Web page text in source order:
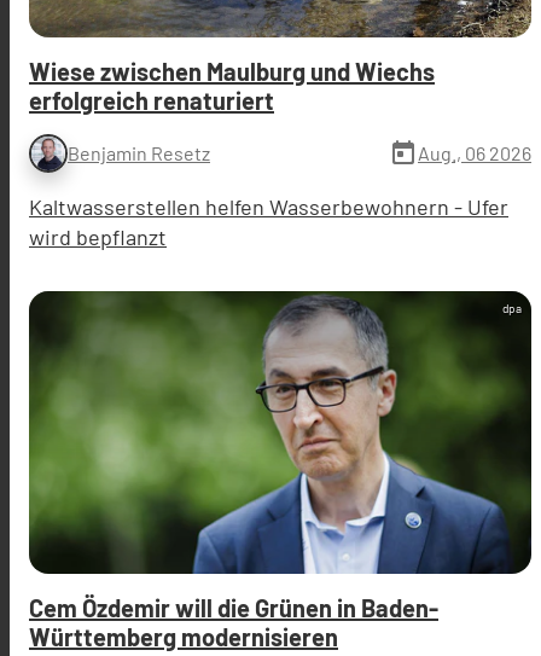
Wiese zwischen Maulburg und Wiechs
erfolgreich renaturiert
Benjamin Resetz today Aug., 06 2026
Kaltwasserstellen helfen Wasserbewohnern - Ufer
wird bepflanzt
dpa
Cem Özdemir will die Grünen in Baden-
Württemberg modernisieren